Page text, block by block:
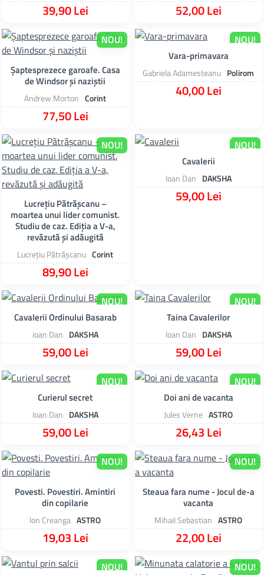
39,90 Lei 52,00 Lei
NOU!
Andrew Morton Corint
Șaptesprezece garoafe. Casa
de Windsor și naziștii
77,50 Lei
NOU!
Gabriela Adamesteanu Polirom
Vara-primavara
40,00 Lei
NOU!
Lucrețiu Pătrășcanu Corint
Lucrețiu Pătrășcanu –
moartea unui lider comunist.
Studiu de caz. Ediția a V-a,
revăzută și adăugită
89,90 Lei
NOU!
Ioan Dan DAKSHA
Cavalerii
59,00 Lei
NOU!
ioan Dan DAKSHA
Cavalerii Ordinului Basarab
59,00 Lei
NOU!
Ioan Dan DAKSHA
Taina Cavalerilor
59,00 Lei
NOU!
Ioan Dan DAKSHA
Curierul secret
59,00 Lei
NOU!
Jules Verne ASTRO
Doi ani de vacanta
26,43 Lei
NOU!
Ion Creanga ASTRO
Povesti. Povestiri. Amintiri
din copilarie
19,03 Lei
NOU!
Mihail Sebastian ASTRO
Steaua fara nume - Jocul de-a
vacanta
22,00 Lei
NOU! NOU!